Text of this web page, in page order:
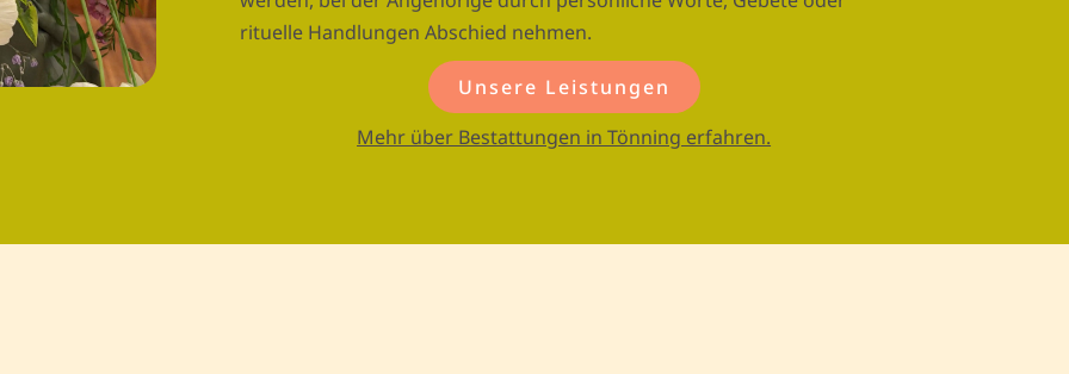
rituelle Handlungen Abschied nehmen.
Unsere Leistungen
Mehr über Bestattungen in Tönning erfahren.